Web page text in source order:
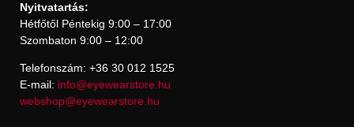
Nyitvatartás:
Hétfőtől Péntekig 9:00 – 17:00
Szombaton 9:00 – 12:00
Telefonszám: +36 30 012 1525
E-mail: info@eyewearstore.hu
webshop@eyewearstore.hu